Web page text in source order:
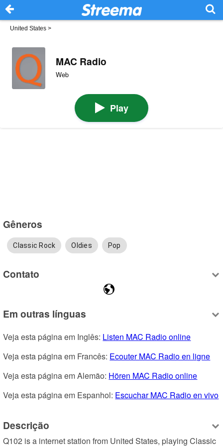
United States >
MAC Radio
Web
Play
Gêneros
Classic Rock Oldies Pop
Contato
Em outras línguas
Veja esta página em Inglês: Listen MAC Radio online
Veja esta página em Francês: Ecouter MAC Radio en ligne
Veja esta página em Alemão: Hören MAC Radio online
Veja esta página em Espanhol: Escuchar MAC Radio en vivo
Descrição
Q102 is a internet station from United States, playing Classic